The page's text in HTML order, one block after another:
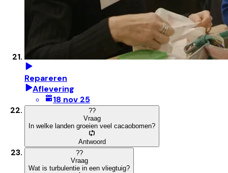
Repareren
Aflevering
18 nov 25
??
Vraag
In welke landen groeien veel cacaobomen?
Antwoord
??
Vraag
Wat is turbulentie in een vliegtuig?